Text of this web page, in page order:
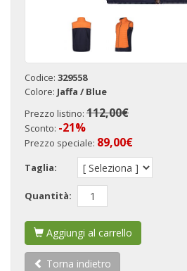
Codice: 329558
Colore: Jaffa / Blue
Prezzo listino: 112,00€
Sconto: -21%
Prezzo speciale: 89,00€
Taglia:
Quantità:
Aggiungi al carrello
Torna indietro